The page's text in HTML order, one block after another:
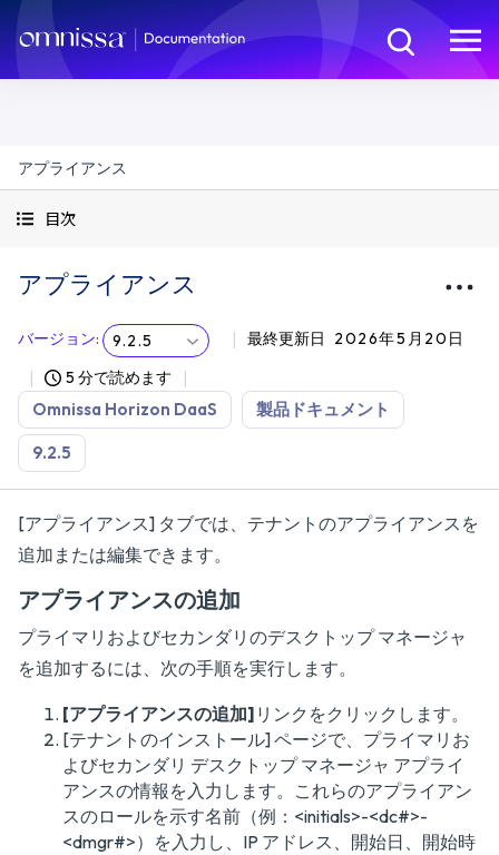
アプライアンス
目次
アプライアンス
バージョン: 9.2.5 最終更新日
2026年5月20日
5 分で読めます
Omnissa Horizon DaaS 製品ドキュメント
9.2.5
[アプライアンス] タブでは、テナントのアプライアンスを
追加または編集できます。
アプライアンスの追加
プライマリおよびセカンダリのデスクトップ マネージャ
を追加するには、次の手順を実行します。
[アプライアンスの追加] リンクをクリックします。
[テナントのインストール] ページで、プライマリお
よびセカンダリ デスクトップ マネージャ アプライ
アンスの情報を入力します。これらのアプライアン
スのロールを示す名前（例：<initials>-<dc#>-
<dmgr#>）を入力し、IP アドレス、開始日、開始時